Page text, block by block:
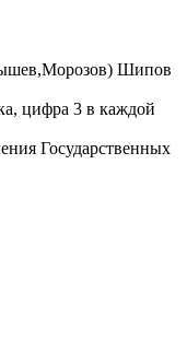
Шипов
цифра 3 в каждой
Государственных